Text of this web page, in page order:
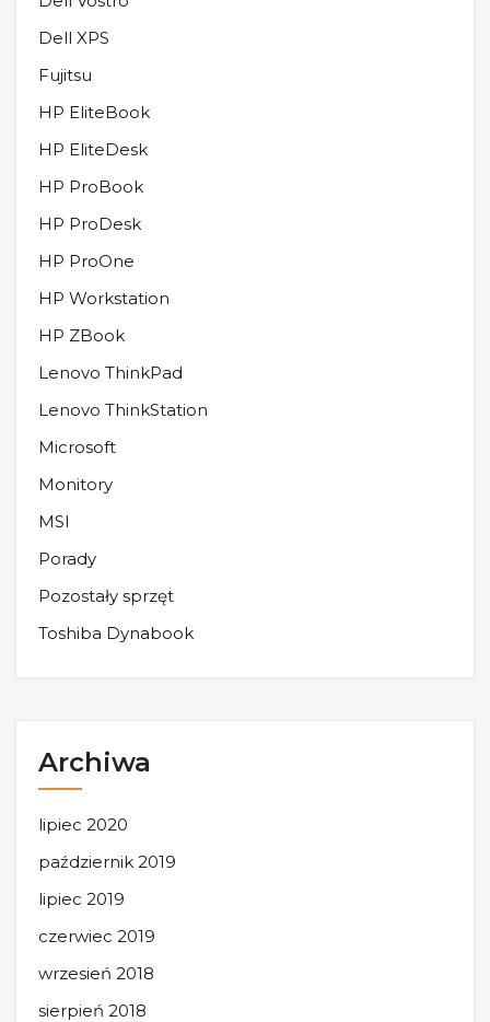
Dell XPS
Fujitsu
HP EliteBook
HP EliteDesk
HP ProBook
HP ProDesk
HP ProOne
HP Workstation
HP ZBook
Lenovo ThinkPad
Lenovo ThinkStation
Microsoft
Monitory
MSI
Porady
Pozostały sprzęt
Toshiba Dynabook
Archiwa
lipiec 2020
październik 2019
lipiec 2019
czerwiec 2019
wrzesień 2018
sierpień 2018